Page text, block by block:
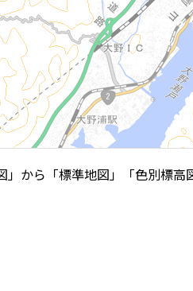
から「標準地図」「色別標